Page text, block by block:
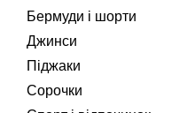
Бермуди і шорти
Джинси
Піджаки
Сорочки